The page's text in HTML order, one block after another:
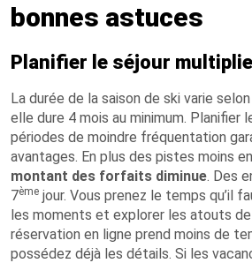
bonnes astuces
Planifier le séjour
La durée de la saison de ski varie
elle dure 4 mois au minimum. Planifier
périodes de moindre fréquentation
avantages. En plus des pistes moins
montant des forfaits diminue. Des
7ème jour. Vous prenez le temps qu’il
les moments et explorer les atouts
réservation en ligne prend moins de
possédez déjà les détails. Si les